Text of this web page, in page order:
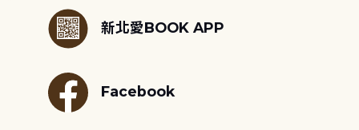
新北愛BOOK APP
Facebook